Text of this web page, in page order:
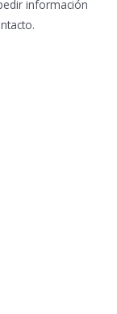
información